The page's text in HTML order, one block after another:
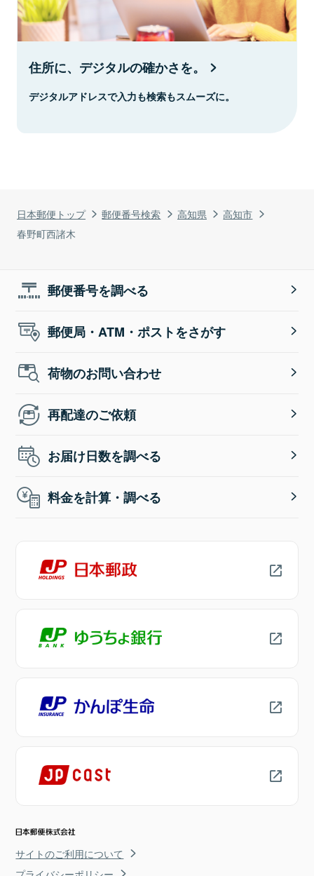
日本郵便トップ 郵便番号検索 高知県
高知市
春野町西諸木
住所に、デジタルの確かさを。
デジタルアドレスで入力も検索もスムーズに。
郵便番号を調べる
郵便局・ATM・ポストをさがす
荷物のお問い合わせ
再配達のご依頼
お届け日数を調べる
料金を計算・調べる
サイトのご利用について